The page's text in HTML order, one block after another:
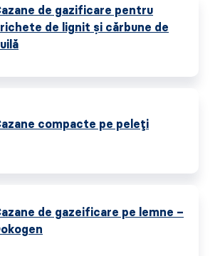
de gazificare pentru
de lignit și cărbune de
compacte pe peleți
de gazeificare pe lemne –